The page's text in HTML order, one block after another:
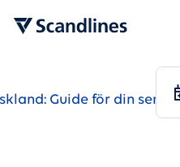
Guide för din